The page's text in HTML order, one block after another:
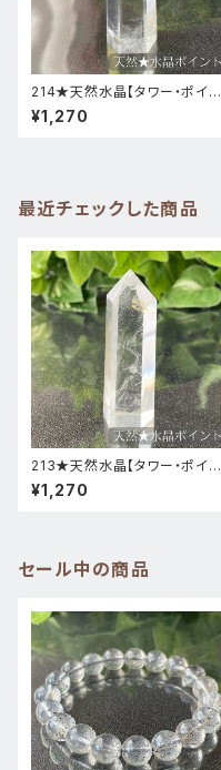
214★天然水晶【タワー・ポイン
ト・原石】天然石インテリア置物
風水新品
¥1,270
最近チェックした商品
213★天然水晶【タワー・ポイン
ト・原石】天然石インテリア置物
風水新品
¥1,270
セール中の商品